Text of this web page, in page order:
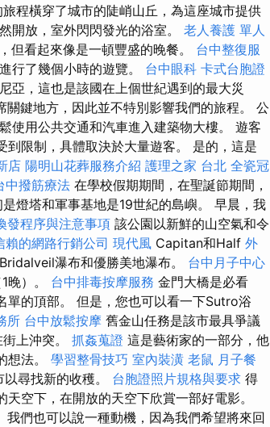
程橫穿了城市的陡峭山丘，為這座城市提供
開放，室外閃閃發光的浴室。 老人養護 單人
但看起來像是一頓豐盛的晚餐。 台中整復服
行了幾個小時的遊覽。 台中眼科 卡式台胞證
亞，這也是該國在上個世紀遇到的最大災
關鍵地方，因此並不特別影響我們的旅程。 公
使用公共交通和汽車進入建築物大樓。 遊客
限制，具體取決於大量遊客。 是的，這是
店 陽明山花葬服務介紹 護理之家 台北 全瓷冠
中撥筋療法 在學校假期期間，在聖誕節期間，
是燈塔和軍事基地是19世紀的島嶼。 早晨，我
發程序與注意事項 該公園以新鮮的山空氣和令
賴的網路行銷公司 現代風 Capitan和Half 外
瀑布和優勝美地瀑布。 台中月子中心
晚）。 台中排毒按摩服務 金門大橋是必看
單的頂部。 但是，您也可以看一下Sutro浴
所 台中放鬆按摩 舊金山任務是該市最具爭議
上沖突。 抓姦蒐證 這是藝術家的一部分，他
想法。 學習整骨技巧 室內裝潢 老鼠 月子餐
尋找新的收穫。 台胞證照片規格與要求 得
空下，在開放的天空下欣賞一部好電影。
們也可以說一種動機，因為我們希望將來回